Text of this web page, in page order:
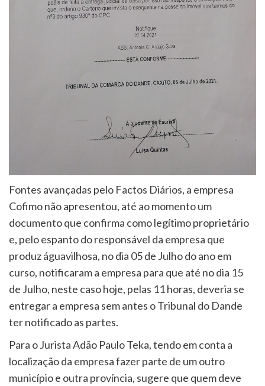
Fontes avançadas pelo Factos Diários, a empresa
Cofimo não apresentou, até ao momento um
documento que confirma como legítimo proprietário
e, pelo espanto do responsável da empresa que
produz águavilhosa, no dia 05 de Julho do ano em
curso, notificaram a empresa para que até no dia 15
de Julho, neste caso hoje, pelas 11 horas, deveria se
entregar a empresa sem antes o Tribunal do Dande
ter notificado as partes.
Para o Jurista Adão Paulo Teka, tendo em conta a
localização da empresa fazer parte de um outro
município e outra província, sugere que quem deve